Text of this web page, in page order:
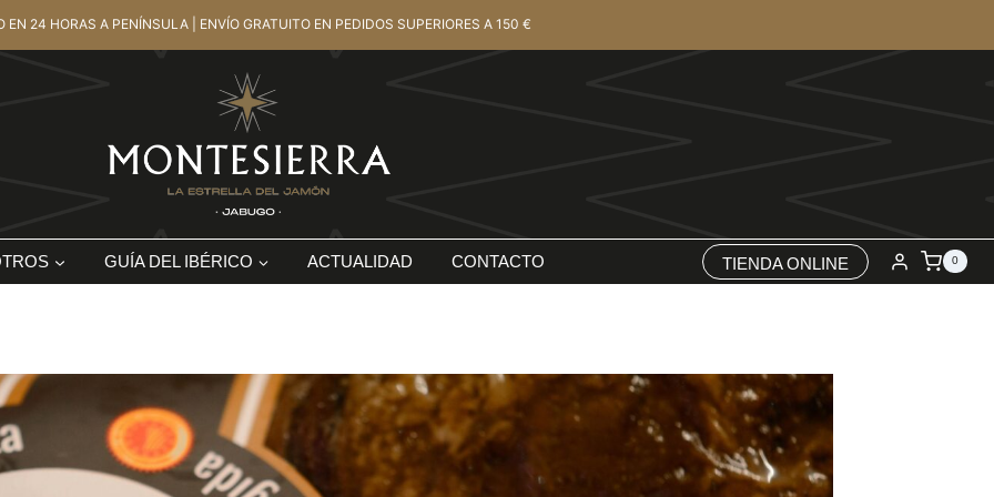
EN 24 HORAS A PENÍNSULA | ENVÍO GRATUITO EN PEDIDOS SUPERIORES A 150 €
GUÍA DEL IBÉRICO ACTUALIDAD CONTACTO TIENDA ONLINE 0